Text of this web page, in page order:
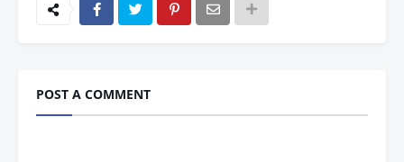
POST A COMMENT